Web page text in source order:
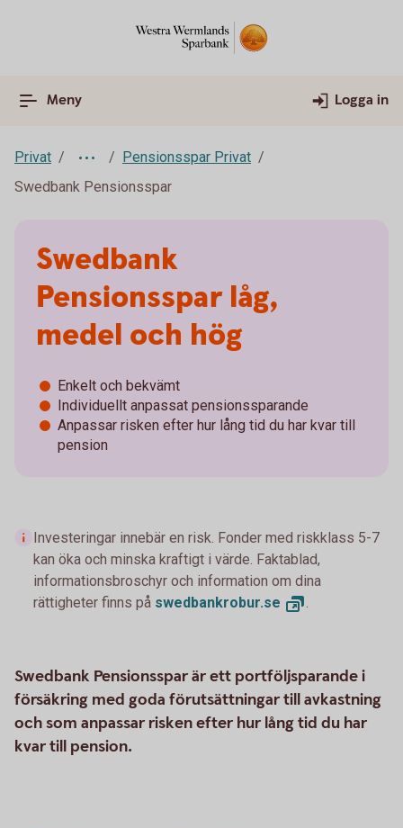
Meny Logga in
Privat
Pensionsspar Privat
Swedbank Pensionsspar
Swedbank
Pensionsspar låg,
medel och hög
Enkelt och bekvämt
Individuellt anpassat pensionssparande
Anpassar risken efter hur lång tid du har kvar till
pension
Investeringar innebär en risk. Fonder med riskklass 5-7
kan öka och minska kraftigt i värde. Faktablad,
informationsbroschyr och information om dina
rättigheter finns på swedbankrobur.se .
Swedbank Pensionsspar är ett portföljsparande i
försäkring med goda förutsättningar till avkastning
och som anpassar risken efter hur lång tid du har
kvar till pension.